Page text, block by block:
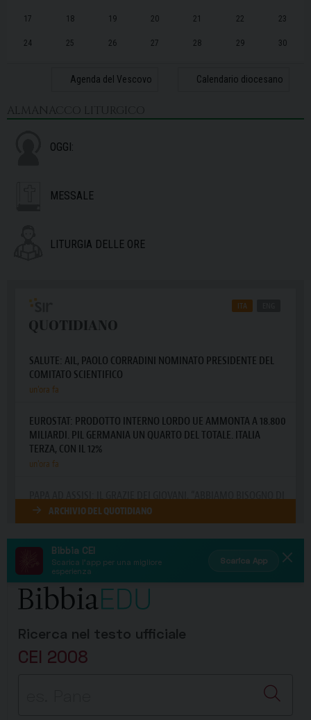
17 18 19 20 21 22 23
24 25 26 27 28 29 30
Agenda del Vescovo Calendario diocesano
ALMANACCO LITURGICO
OGGI:
MESSALE
LITURGIA DELLE ORE